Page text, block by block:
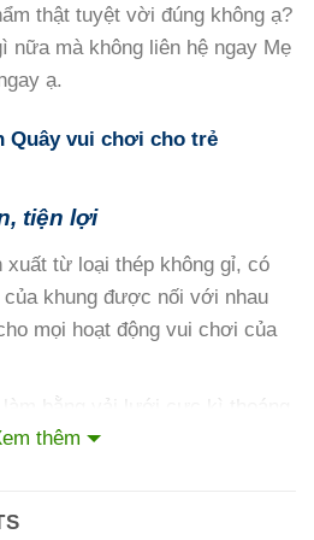
thật tuyệt vời đúng không ạ?
nữa mà không liên hệ ngay Mẹ
ạ.
Quây vui chơi cho trẻ
tiện lợi
xuất từ loại thép không gỉ, có
khung được nối với nhau
mọi hoạt động vui chơi của
làm bằng vải lưới cực kì thoáng
đảm bảo bé an toàn vui chơi
thêm